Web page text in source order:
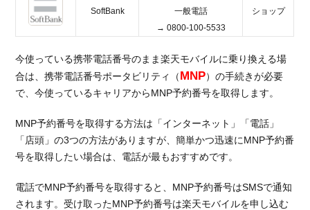
SoftBank
一般電話
→ 0800-100-5533
ショップ
今使っている携帯電話番号のまま楽天モバイルに乗り換える場
合は、携帯電話番号ポータビリティ（MNP）の手続きが必要
で、今使っているキャリアからMNP予約番号を取得します。
MNP予約番号を取得する方法は「インターネット」「電話」
「店頭」の3つの方法がありますが、簡単かつ迅速にMNP予約番
号を取得したい場合は、電話が最もおすすめです。
電話でMNP予約番号を取得すると、MNP予約番号はSMSで通知
されます。受け取ったMNP予約番号は楽天モバイルを申し込む